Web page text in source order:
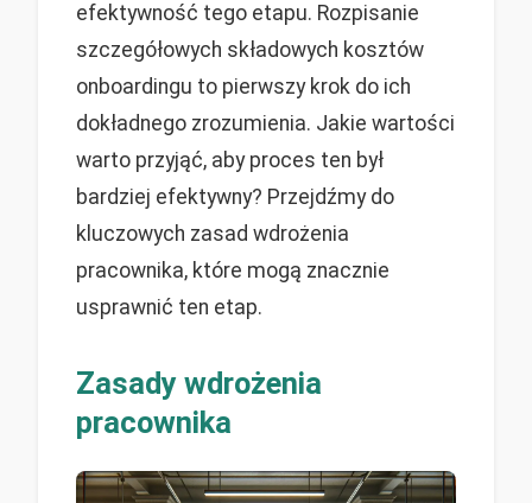
efektywność tego etapu. Rozpisanie
szczegółowych składowych kosztów
onboardingu to pierwszy krok do ich
dokładnego zrozumienia. Jakie wartości
warto przyjąć, aby proces ten był
bardziej efektywny? Przejdźmy do
kluczowych zasad wdrożenia
pracownika, które mogą znacznie
usprawnić ten etap.
Zasady wdrożenia
pracownika